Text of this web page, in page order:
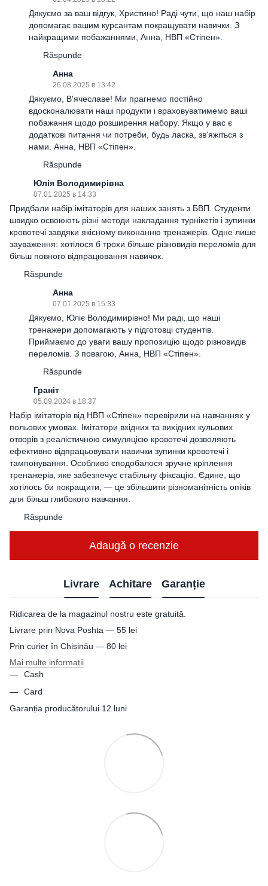
Дякуємо за ваш відгук, Христино! Раді чути, що наш набір
допомагає вашим курсантам покращувати навички. З
найкращими побажаннями, Анна, НВП «Стіпен».
Răspunde
Анна
26.08.2025 в 13:42
Дякуємо, В'ячеславе! Ми прагнемо постійно
вдосконалювати наші продукти і враховуватимемо ваші
побажання щодо розширення набору. Якщо у вас є
додаткові питання чи потреби, будь ласка, зв'яжіться з
нами. Анна, НВП «Стіпен».
Răspunde
Юлія Володимирівна
07.01.2025 в 14:33
Придбали набір імітаторів для наших занять з БВП. Студенти
швидко освоюють різні методи накладання турнікетів і зупинки
кровотечі завдяки якісному виконанню тренажерів. Одне лише
зауваження: хотілося б трохи більше різновидів переломів для
більш повного відпрацювання навичок.
Răspunde
Анна
07.01.2025 в 15:33
Дякуємо, Юліє Володимирівно! Ми раді, що наші
тренажери допомагають у підготовці студентів.
Приймаємо до уваги вашу пропозицію щодо різновидів
переломів. З повагою, Анна, НВП «Стіпен».
Răspunde
Граніт
05.09.2024 в 18:37
Набір імітаторів від НВП «Стіпен» перевірили на навчаннях у
польових умовах. Імітатори вхідних та вихідних кульових
отворів з реалістичною симуляцією кровотечі дозволяють
ефективно відпрацьовувати навички зупинки кровотечі і
тампонування. Особливо сподобалося зручне кріплення
тренажерів, яке забезпечує стабільну фіксацію. Єдине, що
хотілось би покращити, — це збільшити різноманітність опіків
для більш глибокого навчання.
Răspunde
Adaugă o recenzie
Livrare Achitare Garanție
Ridicarea de la magazinul nostru este gratuită.
Livrare prin Nova Poshta — 55 lei
Prin curier în Chișinău — 80 lei
Mai multe informatii
Cash
Card
Garanția producătorului 12 luni